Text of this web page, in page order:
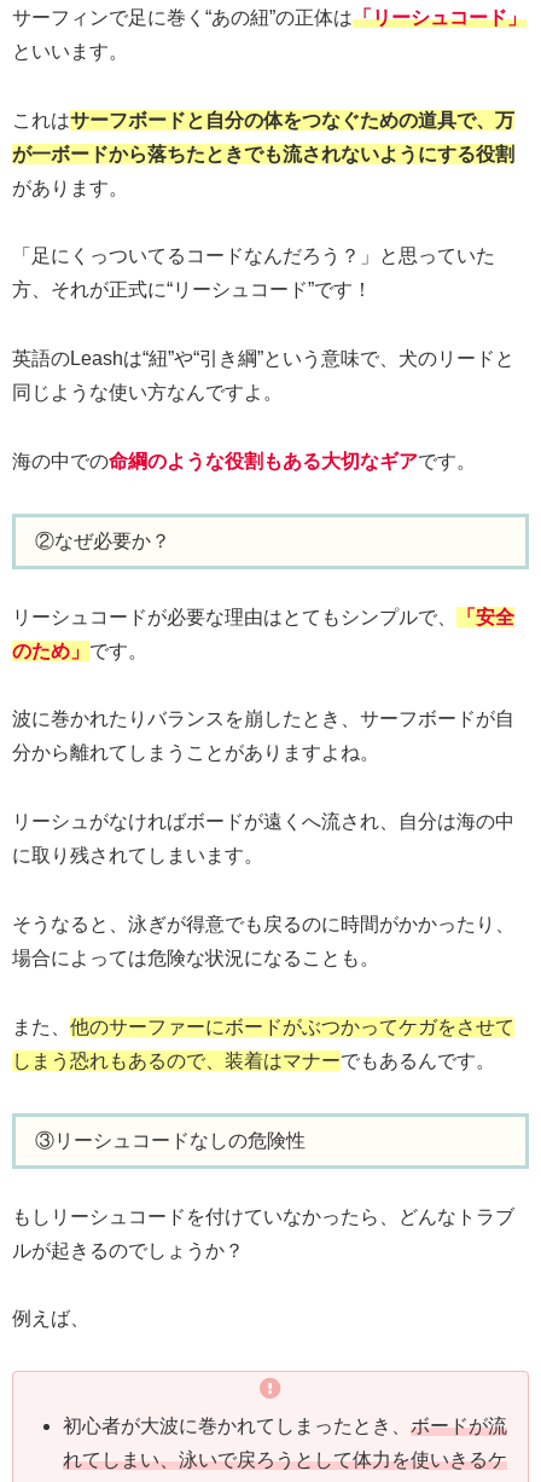
サーフィンで足に巻く“あの紐”の正体は「リーシュコード」
といいます。
これはサーフボードと自分の体をつなぐための道具で、万
が一ボードから落ちたときでも流されないようにする役割
があります。
「足にくっついてるコードなんだろう？」と思っていた
方、それが正式に“リーシュコード”です！
英語のLeashは“紐”や“引き綱”という意味で、犬のリードと
同じような使い方なんですよ。
海の中での命綱のような役割もある大切なギアです。
②なぜ必要か？
リーシュコードが必要な理由はとてもシンプルで、
「安全
のため」 です。
波に巻かれたりバランスを崩したとき、サーフボードが自
分から離れてしまうことがありますよね。
リーシュがなければボードが遠くへ流され、自分は海の中
に取り残されてしまいます。
そうなると、泳ぎが得意でも戻るのに時間がかかったり、
場合によっては危険な状況になることも。
また、 他のサーファーにボードがぶつかってケガをさせて
しまう恐れもあるので、装着はマナーでもあるんです。
③リーシュコードなしの危険性
もしリーシュコードを付けていなかったら、どんなトラブ
ルが起きるのでしょうか？
例えば、
初心者が大波に巻かれてしまったとき、ボードが流
れてしまい、泳いで戻ろうとして体力を使いきるケ